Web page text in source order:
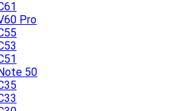
Pro
50